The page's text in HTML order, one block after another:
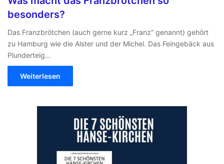
besonders?
Das Franzbrötchen (auch gerne kurz „Franz“ genannt) gehört
zu Hamburg wie die Alster und der Michel. Das Feingebäck aus
Plunderteig…
Weiterlesen